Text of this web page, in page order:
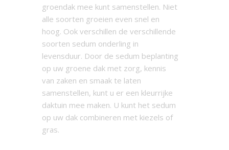
groendak mee kunt samenstellen. Niet
alle soorten groeien even snel en
hoog. Ook verschillen de verschillende
soorten sedum onderling in
levensduur. Door de sedum beplanting
op uw groene dak met zorg, kennis
van zaken en smaak te laten
samenstellen, kunt u er een kleurrijke
daktuin mee maken. U kunt het sedum
op uw dak combineren met kiezels of
gras.